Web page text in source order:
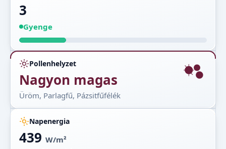
3
Gyenge
Pollenhelyzet
Nagyon magas
Üröm, Parlagfű, Pázsitfűfélék
Napenergia
439 W/m²